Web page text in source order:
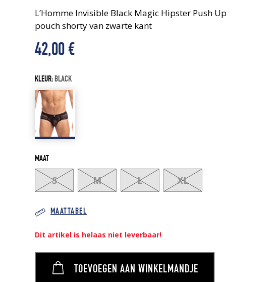
L’Homme Invisible Black Magic Hipster Push Up
pouch shorty van zwarte kant
42,00€
KLEUR:BLACK
MAAT
S M L XL
MAATTABEL
Dit artikel is helaas niet leverbaar!
TOEVOEGEN AAN WINKELMANDJE